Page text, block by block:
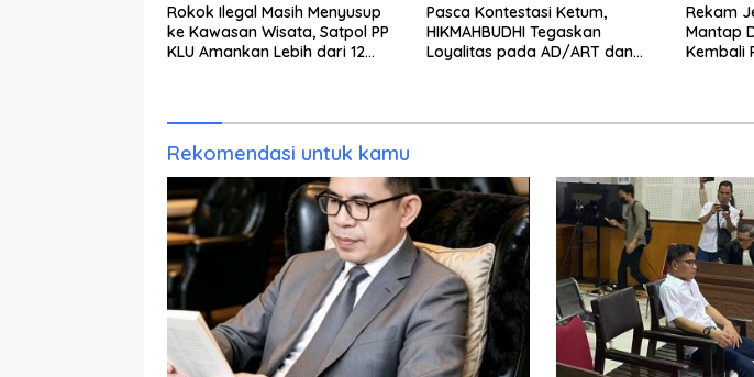
Rokok Ilegal Masih Menyusup
ke Kawasan Wisata, Satpol PP
KLU Amankan Lebih dari 12
Pasca Kontestasi Ketum,
HIKMAHBUDHI Tegaskan
Loyalitas pada AD/ART dan
Rekam
Mantap
Kembali
Rekomendasi untuk kamu